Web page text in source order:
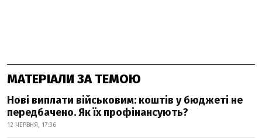
МАТЕРІАЛИ ЗА ТЕМОЮ
Нові виплати військовим: коштів у бюджеті не
передбачено. Як їх профінансують?
12 ЧЕРВНЯ, 17:36